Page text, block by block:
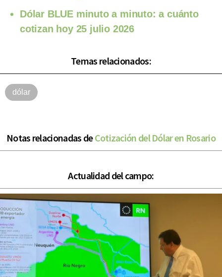
Dólar BLUE minuto a minuto: a cuánto
cotizan hoy 25 julio 2026
Temas relacionados:
dólar
Notas relacionadas deCotización del Dólar en Rosario
Actualidad del campo: